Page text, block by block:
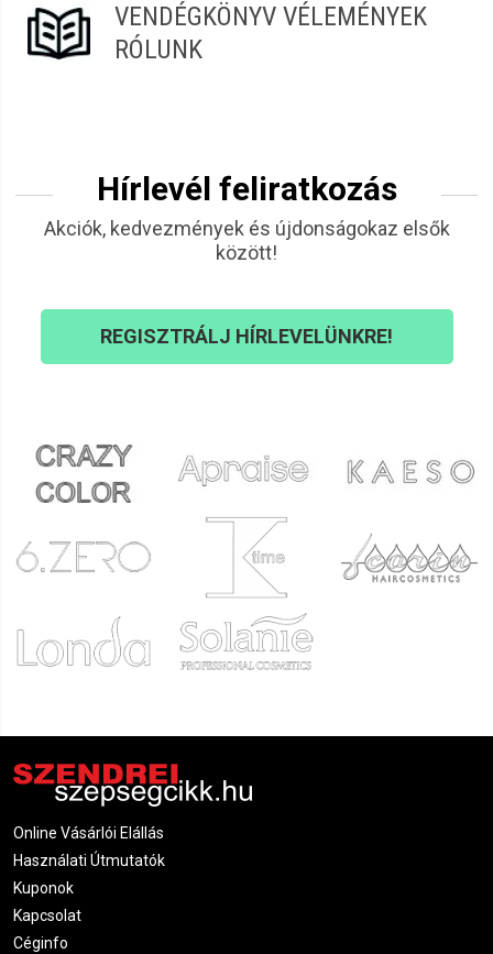
VENDÉGKÖNYV VÉLEMÉNYEK
RÓLUNK
Hírlevél feliratkozás
Akciók, kedvezmények és újdonságokaz elsők
között!
REGISZTRÁLJ HÍRLEVELÜNKRE!
Online Vásárlói Elállás
Használati Útmutatók
Kuponok
Kapcsolat
Céginfo